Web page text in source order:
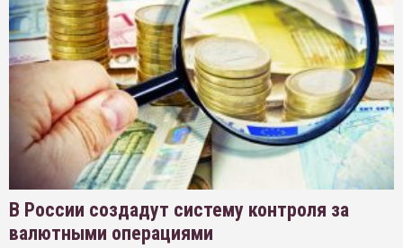
В России создадут систему контроля за
валютными операциями